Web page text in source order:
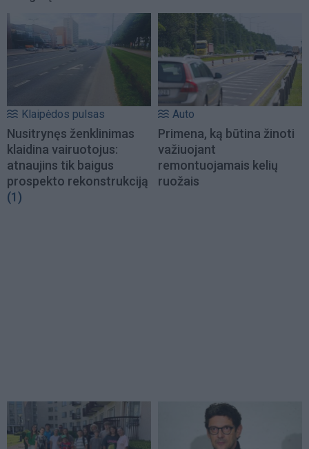
Klaipėdos pulsas
Nusitrynęs ženklinimas
klaidina vairuotojus:
atnaujins tik baigus
prospekto rekonstrukciją
(1)
Auto
Primena, ką būtina žinoti
važiuojant
remontuojamais kelių
ruožais